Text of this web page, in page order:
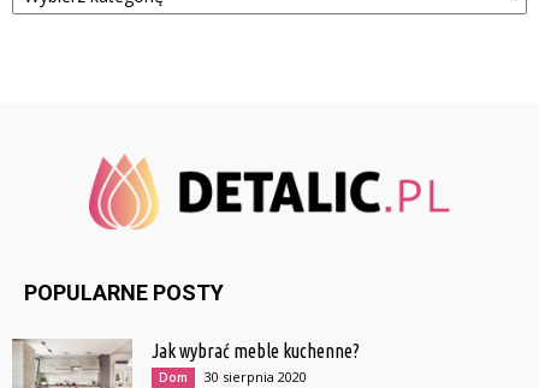
POPULARNE POSTY
Jak wybrać meble kuchenne?
Dom 30 sierpnia 2020